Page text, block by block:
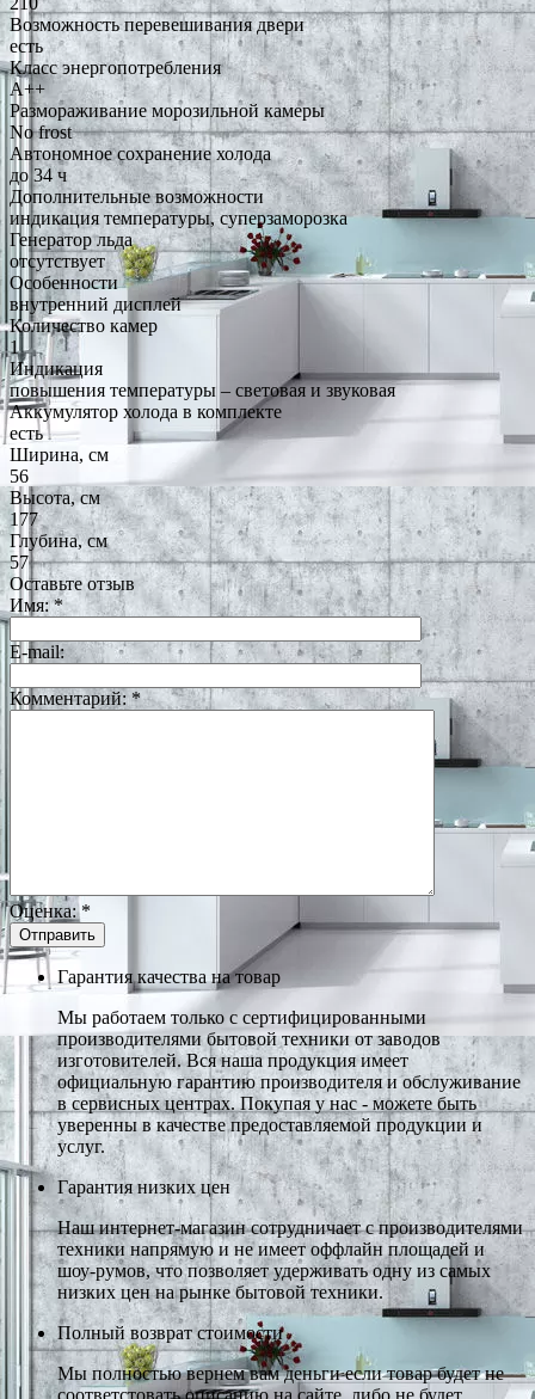
Возможность перевешивания двери
есть
Класс энергопотребления
A++
Размораживание морозильной камеры
No frost
Автономное сохранение холода
до 34 ч
Дополнительные возможности
индикация температуры, суперзаморозка
Генератор льда
отсутствует
Особенности
внутренний дисплей
Количество камер
1
Индикация
повышения температуры – световая и звуковая
Аккумулятор холода в комплекте
есть
Ширина, см
56
Высота, см
177
Глубина, см
57
Оставьте отзыв
Имя:*
E-mail:
Комментарий:*
Оценка:*
Гарантия качества на товар
Мы работаем только с сертифицированными
производителями бытовой техники от заводов
изготовителей. Вся наша продукция имеет
официальную гарантию производителя и обслуживание
в сервисных центрах. Покупая у нас - можете быть
уверенны в качестве предоставляемой продукции и
услуг.
Гарантия низких цен
Наш интернет-магазин сотрудничает с производителями
техники напрямую и не имеет оффлайн площадей и
шоу-румов, что позволяет удерживать одну из самых
низких цен на рынке бытовой техники.
Полный возврат стоимости
Мы полностью вернем вам деньги если товар будет не
соответстовать описанию на сайте, либо не будет